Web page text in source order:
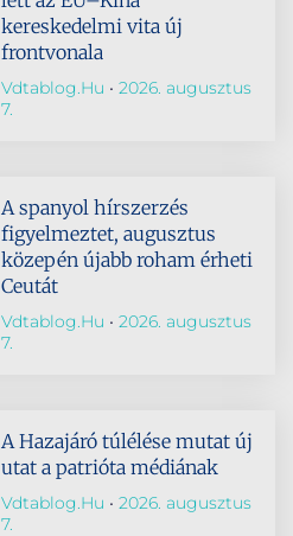
kereskedelmi vita új
frontvonala
Vdtablog.hu
2026. augusztus
7.
A spanyol hírszerzés
figyelmeztet, augusztus
közepén újabb roham érheti
Ceutát
Vdtablog.hu
2026. augusztus
7.
A Hazajáró túlélése mutat új
utat a patrióta médiának
Vdtablog.hu
2026. augusztus
7.